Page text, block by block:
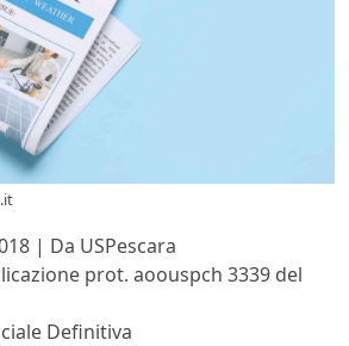
| Da USPescara
prot. aoouspch 3339 del
Definitiva